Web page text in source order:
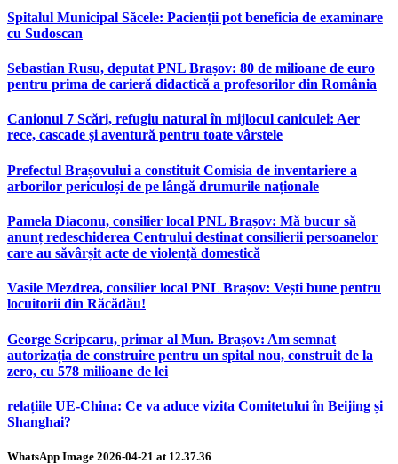
Spitalul Municipal Săcele: Pacienții pot beneficia de examinare
cu Sudoscan
Sebastian Rusu, deputat PNL Brașov: 80 de milioane de euro
pentru prima de carieră didactică a profesorilor din România
Canionul 7 Scări, refugiu natural în mijlocul caniculei: Aer
rece, cascade și aventură pentru toate vârstele
Prefectul Brașovului a constituit Comisia de inventariere a
arborilor periculoși de pe lângă drumurile naționale
Pamela Diaconu, consilier local PNL Brașov: Mă bucur să
anunț redeschiderea Centrului destinat consilierii persoanelor
care au săvârșit acte de violență domestică
Vasile Mezdrea, consilier local PNL Brașov: Vești bune pentru
locuitorii din Răcădău!
George Scripcaru, primar al Mun. Brașov: Am semnat
autorizația de construire pentru un spital nou, construit de la
zero, cu 578 milioane de lei
relațiile UE-China: Ce va aduce vizita Comitetului în Beijing și
Shanghai?
WhatsApp Image 2026-04-21 at 12.37.36